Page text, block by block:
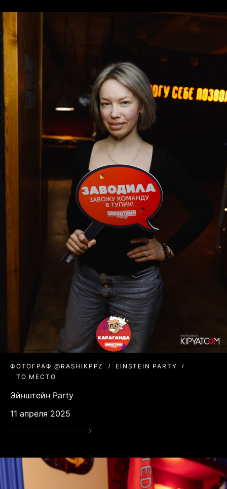
ФОТОГРАФ @RASHIKPPZ
EINSTEIN PARTY
ТО МЕСТО
Эйнштейн Party
11 апреля 2025